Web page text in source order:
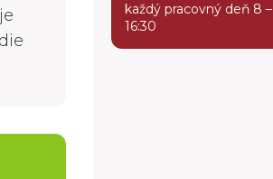
každý pracovný deň 8 –
16:30